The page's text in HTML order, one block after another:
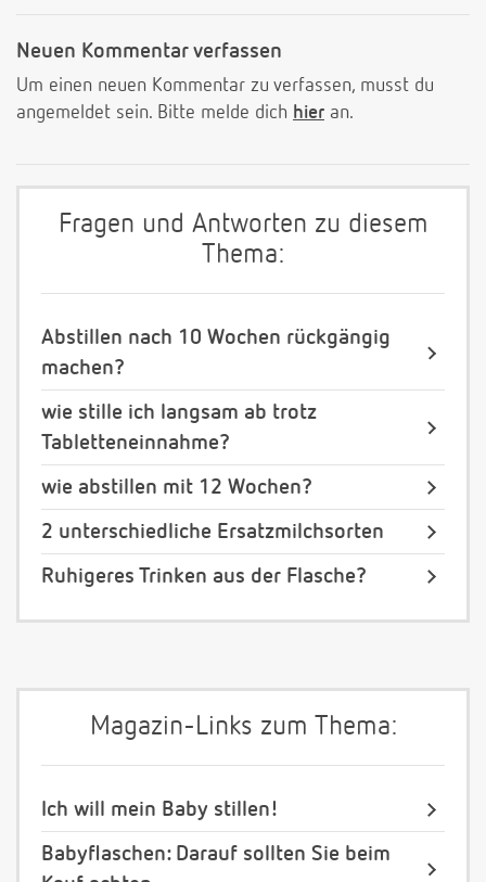
Neuen Kommentar verfassen
Um einen neuen Kommentar zu verfassen, musst du
angemeldet sein. Bitte melde dich hier an.
Fragen und Antworten zu diesem
Thema:
Abstillen nach 10 Wochen rückgängig
machen?
wie stille ich langsam ab trotz
Tabletteneinnahme?
wie abstillen mit 12 Wochen?
2 unterschiedliche Ersatzmilchsorten
Ruhigeres Trinken aus der Flasche?
Magazin-Links zum Thema:
Ich will mein Baby stillen!
Babyflaschen: Darauf sollten Sie beim